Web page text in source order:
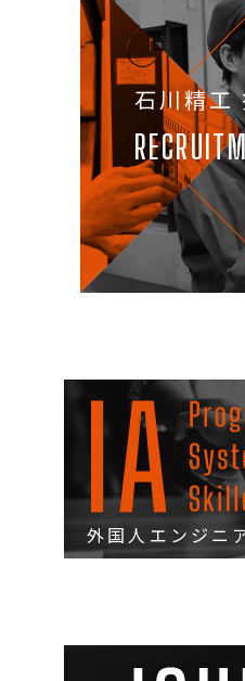
石川精工
外国人エンジニ